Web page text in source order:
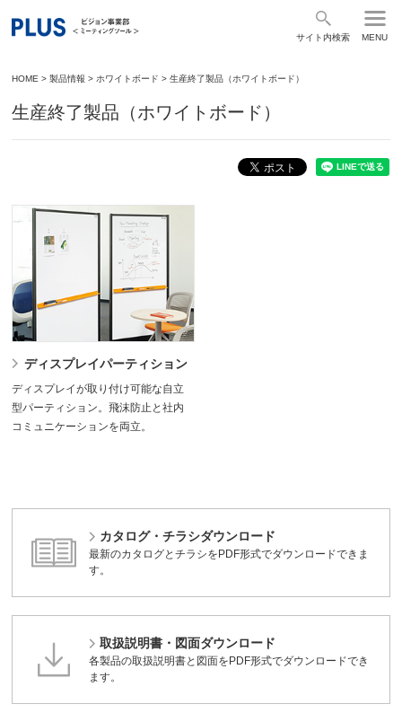
サイト内検索 MENU
HOME >製品情報 > ホワイトボード >生産終了製品（ホワイトボード）
生産終了製品（ホワイトボード）
ディスプレイパーティション
ディスプレイが取り付け可能な自立
型パーティション。飛沫防止と社内
コミュニケーションを両立。
カタログ・チラシダウンロード
最新のカタログとチラシをPDF形式でダウンロードできま
す。
取扱説明書・図面ダウンロード
各製品の取扱説明書と図面をPDF形式でダウンロードでき
ます。